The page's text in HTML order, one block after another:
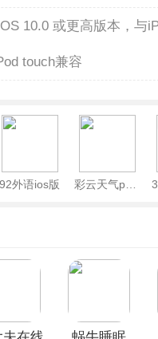
10.0 或更高版本，与
touch兼容
92外语ios版